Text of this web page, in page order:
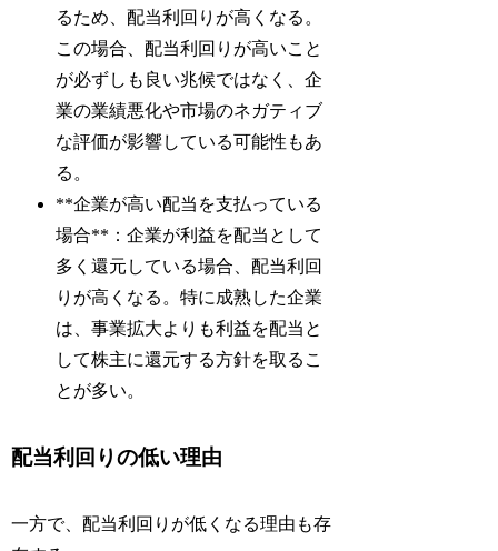
るため、配当利回りが高くなる。
この場合、配当利回りが高いこと
が必ずしも良い兆候ではなく、企
業の業績悪化や市場のネガティブ
な評価が影響している可能性もあ
る。
**企業が高い配当を支払っている
場合**：企業が利益を配当として
多く還元している場合、配当利回
りが高くなる。特に成熟した企業
は、事業拡大よりも利益を配当と
して株主に還元する方針を取るこ
とが多い。
配当利回りの低い理由
一方で、配当利回りが低くなる理由も存